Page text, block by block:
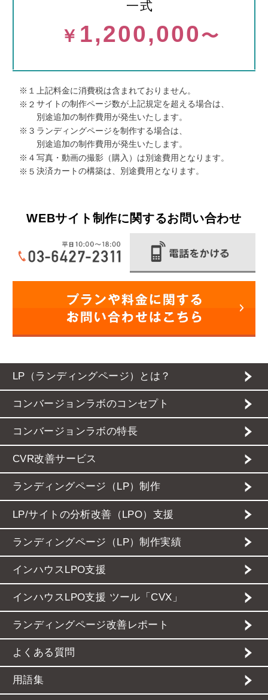
一式
￥ 1,200,000〜
※１
上記料金に消費税は含まれておりません。
※２ サイトの制作ページ数が上記規定を超える場合は、
別途追加の制作費用が発生いたします。
※３ ランディングページを制作する場合は、
別途追加の制作費用が発生いたします。
※４ 写真・動画の撮影（購入）は別途費用となります。
※５ 決済カートの構築は、別途費用となります。
WEBサイト制作に関するお問い合わせ
LP（ランディングページ）とは？
コンバージョンラボのコンセプト
コンバージョンラボの特長
CVR改善サービス
ランディングページ（LP）制作
LP/サイトの分析改善（LPO）支援
ランディングページ（LP）制作実績
インハウスLPO支援
インハウスLPO支援 ツール「CVX」
ランディングページ改善レポート
よくある質問
用語集